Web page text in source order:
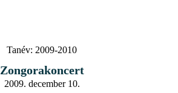
Tanév: 2009-2010
Zongorakoncert
2009. december 10.